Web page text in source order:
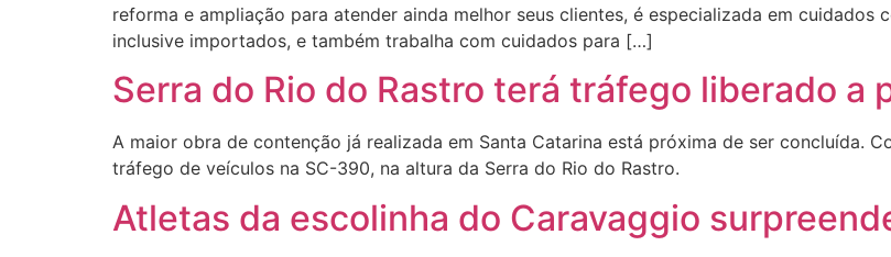
reforma e ampliação para atender ainda melhor seus clientes, é especializada em cuidados
inclusive importados, e também trabalha com cuidados para […]
Serra do Rio do Rastro terá tráfego liberado
A maior obra de contenção já realizada em Santa Catarina está próxima de ser concluída.
tráfego de veículos na SC-390, na altura da Serra do Rio do Rastro.
Atletas da escolinha do Caravaggio